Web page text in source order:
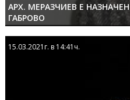
АРХ. МЕРАЗЧИЕВ Е
ГАБРОВО
15.03.2021г. в 14:41ч.
15.03.2021г. в 14:41ч.